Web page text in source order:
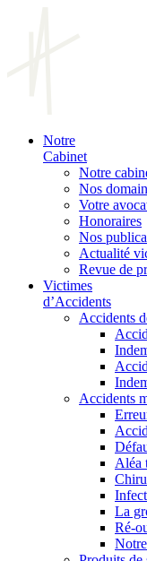
Notre
Cabinet
Notre
Nos
Votre
Honoraires
Nos
Actualité
Revue de
Victimes
d’Accidents
Accidents
Accidents
Aléa
La
Ré-